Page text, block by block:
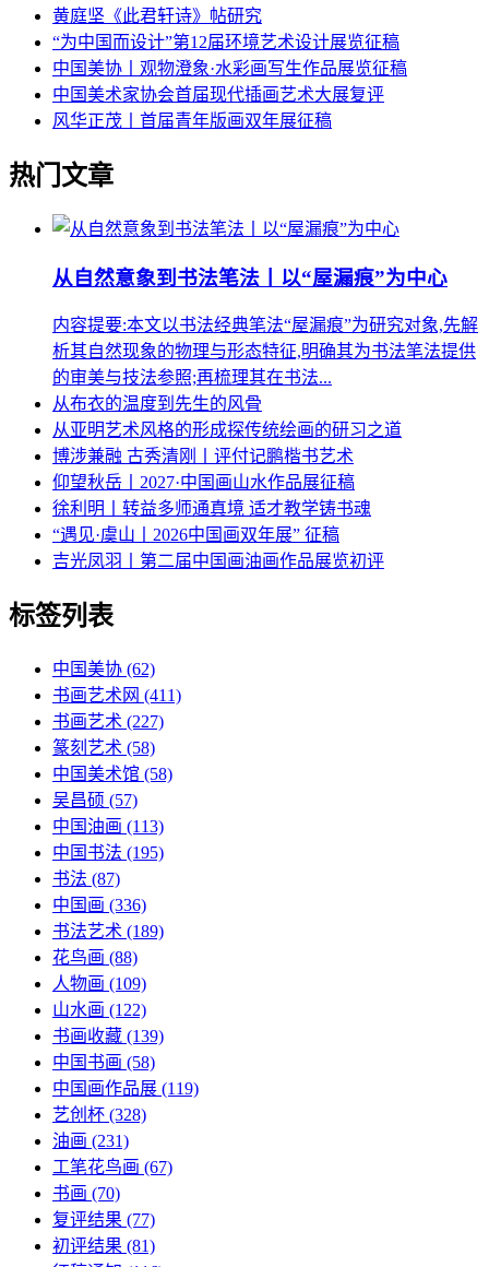
黄庭坚《此君轩诗》帖研究
“为中国而设计”第12届环境艺术设计展览征稿
中国美协丨观物澄象·水彩画写生作品展览征稿
中国美术家协会首届现代插画艺术大展复评
风华正茂丨首届青年版画双年展征稿
热门文章
从自然意象到书法笔法丨以“屋漏痕”为中心
内容提要:本文以书法经典笔法“屋漏痕”为研究对象,先解
析其自然现象的物理与形态特征,明确其为书法笔法提供
的审美与技法参照;再梳理其在书法...
从布衣的温度到先生的风骨
从亚明艺术风格的形成探传统绘画的研习之道
博涉兼融 古秀清刚丨评付记鹏楷书艺术
仰望秋岳丨2027·中国画山水作品展征稿
徐利明丨转益多师通真境 适才教学铸书魂
“遇见·虞山丨2026中国画双年展” 征稿
吉光凤羽丨第二届中国画油画作品展览初评
标签列表
中国美协 (62)
书画艺术网 (411)
书画艺术 (227)
篆刻艺术 (58)
中国美术馆 (58)
吴昌硕 (57)
中国油画 (113)
中国书法 (195)
书法 (87)
中国画 (336)
书法艺术 (189)
花鸟画 (88)
人物画 (109)
山水画 (122)
书画收藏 (139)
中国书画 (58)
中国画作品展 (119)
艺创杯 (328)
油画 (231)
工笔花鸟画 (67)
书画 (70)
复评结果 (77)
初评结果 (81)